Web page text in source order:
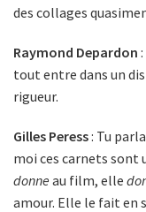
des collages
Raymond Depardon
tout entre dans un
rigueur.
Gilles Peress: Tu
moi ces carnets sont
donne au film, elle
amour. Elle le fait en